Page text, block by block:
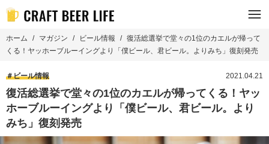
ホーム マガジン ビール情報
復活総選挙で堂々の1位のカエルが帰って
くる！ヤッホーブルーイングより「僕ビール、君ビール。よりみち」復刻発売
ビール情報 2021.04.21
復活総選挙で堂々の1位のカエルが帰ってくる！ヤッ
ホーブルーイングより「僕ビール、君ビール。より
みち」復刻発売